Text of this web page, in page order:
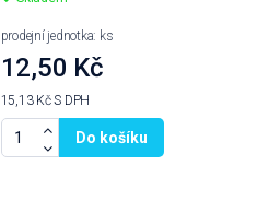
prodejní jednotka: ks
12,50 Kč
15,13 KčS DPH
Do košíku